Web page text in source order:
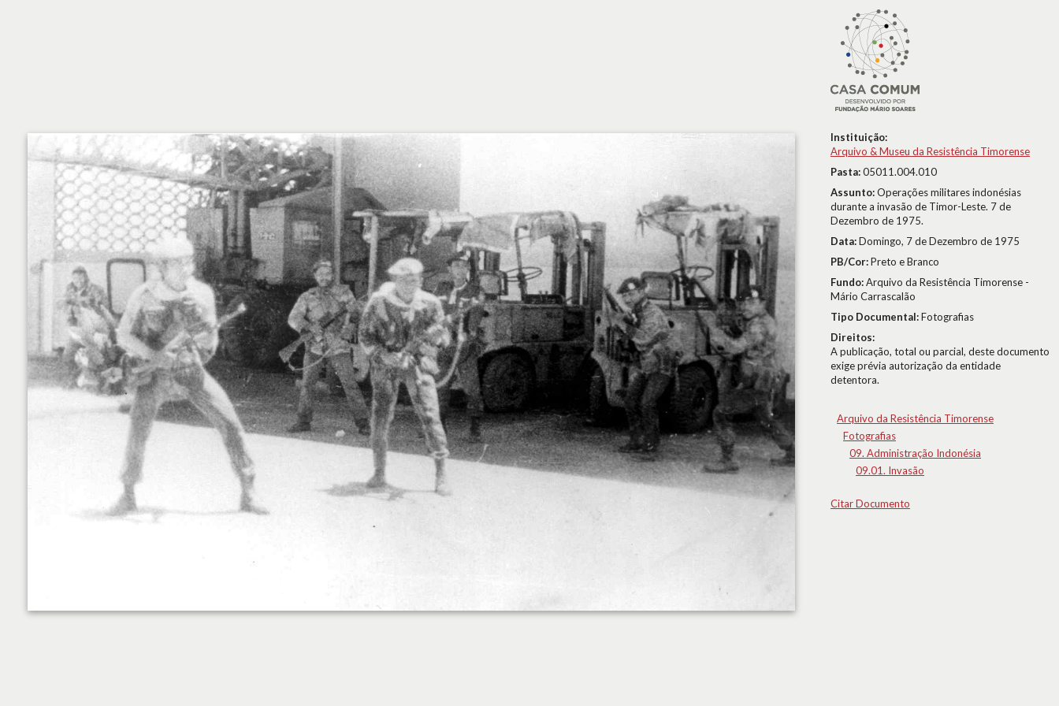
Instituição:
Arquivo & Museu da Resistência Timorense
Pasta:05011.004.010
Assunto:Operações militares indonésias
durante a invasão de Timor-Leste. 7 de
Dezembro de 1975.
Data:Domingo, 7 de Dezembro de 1975
PB/Cor:Preto e Branco
Fundo:Arquivo da Resistência Timorense -
Mário Carrascalão
Tipo Documental:Fotografias
Direitos:
A publicação, total ou parcial, deste documento
exige prévia autorização da entidade
detentora.
Arquivo da Resistência Timorense
Fotografias
09. Administração Indonésia
09.01. Invasão
Citar Documento